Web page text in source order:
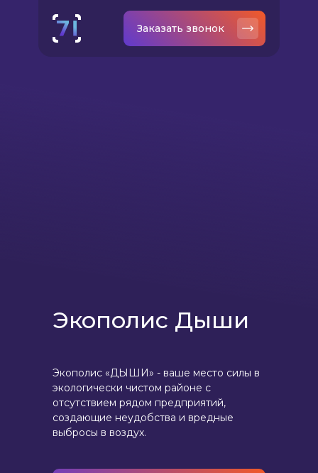
Заказать звонок
Экополис Дыши
Экополис «ДЫШИ» - ваше место силы в
экологически чистом районе с
отсутствием рядом предприятий,
создающие неудобства и вредные
выбросы в воздух.